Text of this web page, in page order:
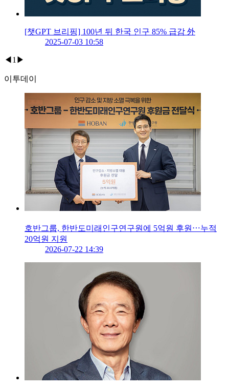
[챗GPT 브리핑] 100년 뒤 한국 인구 85% 급감 外
2025-07-03 10:58
◀ 1 ▶
이투데이
호반그룹, 한반도미래인구연구원에 5억원 후원⋯누적
20억원 지원
2026-07-22 14:39